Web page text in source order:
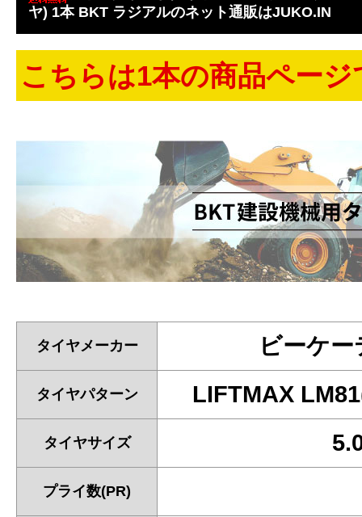
ヤ) 1本 BKT ラジアルのネット通販はJUKO.IN
こちらは1本の商品ページ
タイヤメーカー ビーケ
タイヤパターン LIFTMAX
タイヤサイズ
プライ数(PR)